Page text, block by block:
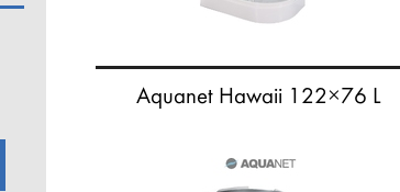
Aquanet Hawaii 122×76 L